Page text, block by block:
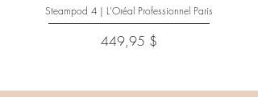
Steampod 4 | L'Oréal Professionnel Paris
Prix
449,95 $